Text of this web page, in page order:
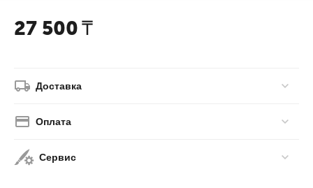
27 500₸
Доставка
Оплата
Сервис